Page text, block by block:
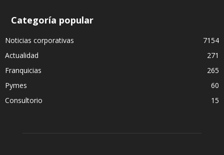
Categoría popular
Noticias corporativas
7154
Actualidad
271
Franquicias
265
Pymes
60
Consultorio
15